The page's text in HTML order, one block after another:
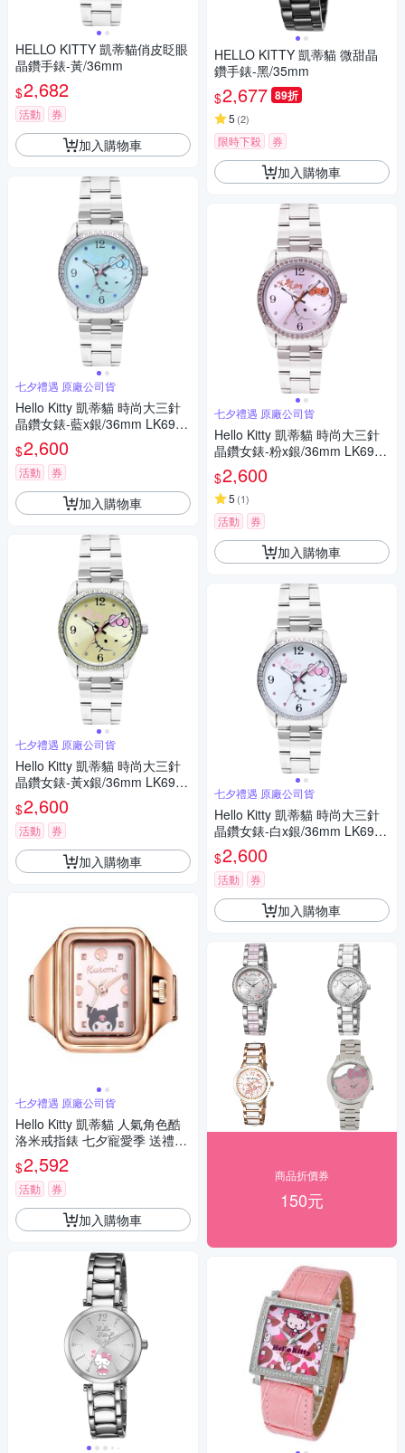
HELLO KITTY 凱蒂貓俏皮眨眼
晶鑽手錶-黃/36mm
$2,682
活動 券
加入購物車
七夕禮遇 原廠公司貨
Hello Kitty 凱蒂貓 時尚大三針
晶鑽女錶-藍x銀/36mm LK691L
WNA 七夕寵愛季 送禮推薦
$2,600
活動 券
加入購物車
七夕禮遇 原廠公司貨
Hello Kitty 凱蒂貓 時尚大三針
晶鑽女錶-黃x銀/36mm LK691L
WYA-S 七夕寵愛季 送禮推薦
$2,600
活動 券
加入購物車
七夕禮遇 原廠公司貨
Hello Kitty 凱蒂貓 人氣角色酷
洛米戒指錶 七夕寵愛季 送禮推
薦-玫瑰金 LK713LRWI-A
$2,592
活動 券
加入購物車
HELLO KITTY 凱蒂貓 微甜晶
鑽手錶-黑/35mm
$2,677 89折
5 (2)
限時下殺 券
加入購物車
七夕禮遇 原廠公司貨
Hello Kitty 凱蒂貓 時尚大三針
晶鑽女錶-粉x銀/36mm LK691L
WPA-S 七夕寵愛季 送禮推薦
$2,600
5 (1)
活動 券
加入購物車
七夕禮遇 原廠公司貨
Hello Kitty 凱蒂貓 時尚大三針
晶鑽女錶-白x銀/36mm LK691L
WWA-S 七夕寵愛季 送禮推薦
$2,600
活動 券
加入購物車
商品折價券
150元